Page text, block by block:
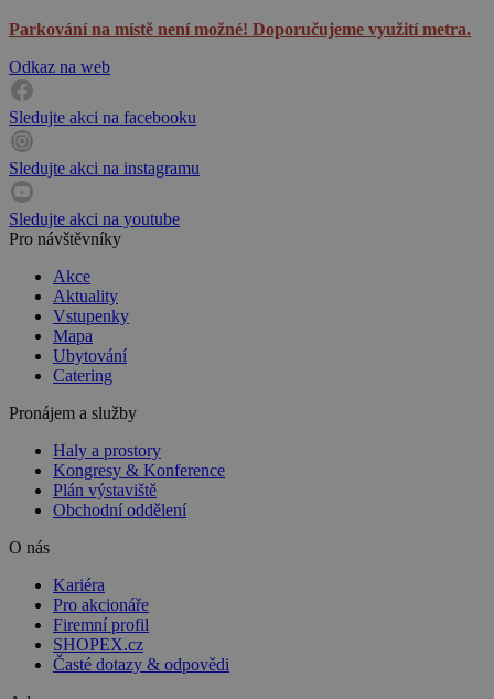
Parkování na místě není možné! Doporučujeme využití metra.
Odkaz na web
Sledujte akci na facebooku
Sledujte akci na instagramu
Sledujte akci na youtube
Pro návštěvníky
Akce
Aktuality
Vstupenky
Mapa
Ubytování
Catering
Pronájem a služby
Haly a prostory
Kongresy & Konference
Plán výstaviště
Obchodní oddělení
O nás
Kariéra
Pro akcionáře
Firemní profil
SHOPEX.cz
Časté dotazy & odpovědi